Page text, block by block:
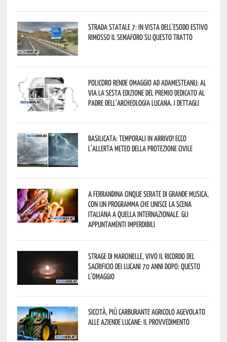
Strada statale 7: in vista dell’esodo estivo
rimosso il semaforo su questo tratto
Policoro rende omaggio ad Adamesteanu: al
via la sesta edizione del Premio dedicato al
padre dell’archeologia lucana. I dettagli
Basilicata: temporali in arrivo! Ecco
l’allerta meteo della Protezione civile
A Ferrandina cinque serate di grande musica,
con un programma che unisce la scena
italiana a quella internazionale. Gli
appuntamenti imperdibili
Strage di Marcinelle, vivo il ricordo del
sacrificio dei lucani 70 anni dopo: questo
l’omaggio
Siccità, più carburante agricolo agevolato
alle aziende lucane: il provvedimento